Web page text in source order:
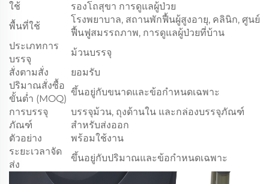
ใช้
รองโถสุขา การดูแลผู้ป่วย
พื้นที่ใช้
โรงพยาบาล, สถานพักฟื้นผู้สูงอายุ, คลินิก, ศูนย์
ฟื้นฟูสมรรถภาพ, การดูแลผู้ป่วยที่บ้าน
ประเภทการ
บรรจุ
ม้วนบรรจุ
สั่งตามสั่ง
ยอมรับ
ปริมาณสั่งซื้อ
ขั้นต่ำ (MOQ)
ขึ้นอยู่กับขนาดและข้อกำหนดเฉพาะ
การบรรจุ
ภัณฑ์
บรรจุม้วน, ถุงด้านใน และกล่องบรรจุภัณฑ์
สำหรับส่งออก
ตัวอย่าง
พร้อมใช้งาน
ระยะเวลาจัด
ส่ง
ขึ้นอยู่กับปริมาณและข้อกำหนดเฉพาะ